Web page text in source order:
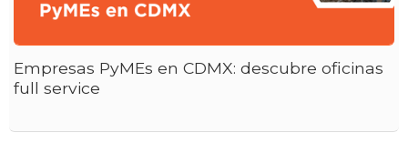
Empresas PyMEs en CDMX: descubre oficinas
full service